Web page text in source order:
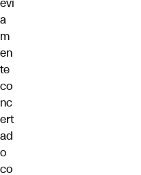
evi
a
m
en
te
co
nc
ert
ad
o
co